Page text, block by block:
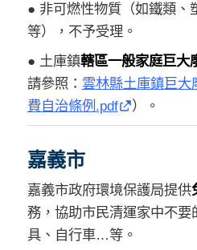
● 非可燃性物質（如鐵類
等），不予受理。
● 土庫鎮轄區一般家庭巨大
請參照： 雲林縣土庫鎮巨大
費自治條例.pdf
）。
嘉義市
嘉義市政府環境保護局提供
務，協助市民清運家中不要
具、自行車…等。